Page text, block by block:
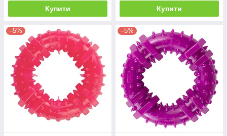
Купити Купити
–5% –5%